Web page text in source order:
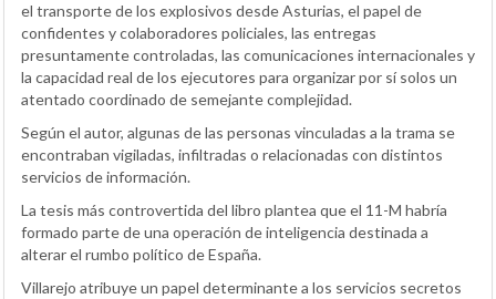
el transporte de los explosivos desde Asturias, el papel de
confidentes y colaboradores policiales, las entregas
presuntamente controladas, las comunicaciones internacionales y
la capacidad real de los ejecutores para organizar por sí solos un
atentado coordinado de semejante complejidad.
Según el autor, algunas de las personas vinculadas a la trama se
encontraban vigiladas, infiltradas o relacionadas con distintos
servicios de información.
La tesis más controvertida del libro plantea que el 11-M habría
formado parte de una operación de inteligencia destinada a
alterar el rumbo político de España.
Villarejo atribuye un papel determinante a los servicios secretos